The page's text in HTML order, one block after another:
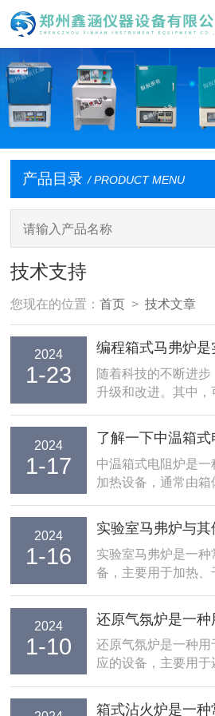
产品目录 / PRODUCT MENU
技术支持
您现在的位置：首页 >技术文章
2024
1-23
编程箱式马弗炉
控制工具
随着科技的不断进
升级和改进。其中
越来越重要的作用
箱式马弗炉的特点
者更好地了解这一
弗炉的特点可...
2024
1-17
了解一下中温箱
吧
中温箱式电阻炉是
加热设备，通常由
域，如冶金、化工
加工等。中温箱式
电阻丝，通过通电产
温度达到所需...
2024
1-16
实验室马弗炉与
优势评估
实验室马弗炉是一
备，主要用于加热
炉具有以下比较与优
常可以达到较高的
1600℃之间，因此适
括高温下...
2024
1-10
还原气氛炉是一
温反应的设备
还原气氛炉是一种用
应的设备，主要用
剂产生的燃烧气体
箱式沾火炉是一